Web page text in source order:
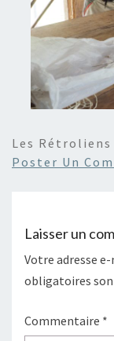
Les Rétroliens
Poster Un
Laisser un
Votre adresse
obligatoires
Commentaire *